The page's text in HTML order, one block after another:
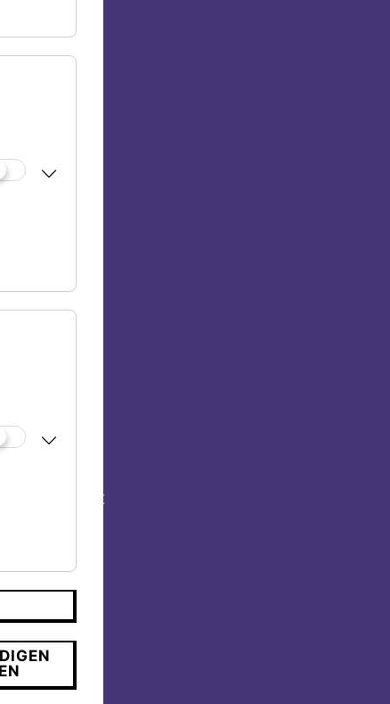
Reise
ist
So sollte
auch
oder
waren
als
im
dort
gelöscht
dafür
zum